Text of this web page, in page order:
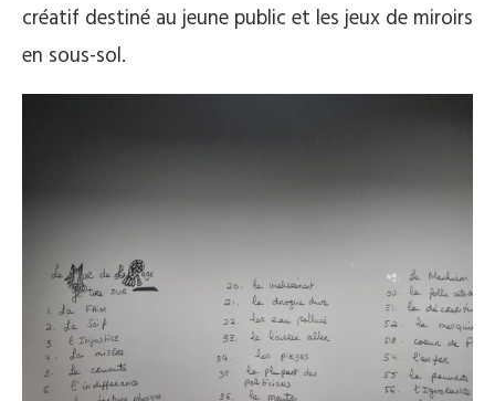
créatif destiné au jeune public et les jeux de miroirs
en sous-sol.